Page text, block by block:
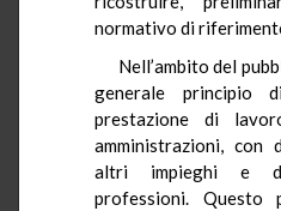
normativo di
Nell’ambito del
generale principio
prestazione di
amministrazioni, con
altri impieghi e
professioni. Questo